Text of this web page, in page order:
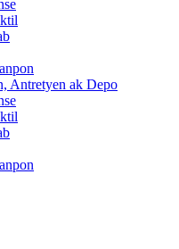
Antretyen ak Depo